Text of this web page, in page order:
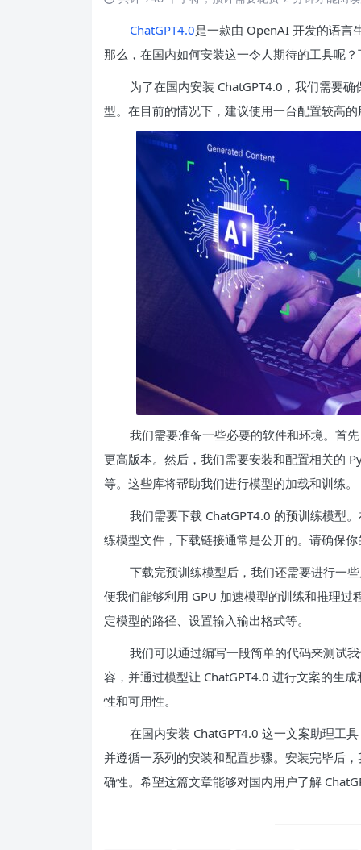
ChatGPT4.0是一款由 OpenAI 开发的语言
那么，在国内如何安装这一令人期待的工具呢
为了在国内安装 ChatGPT4.0，我们需要
型。在目前的情况下，建议使用一台配置较高
我们需要准备一些必要的软件和环境。首
更高版本。然后，我们需要安装和配置相关的
等。这些库将帮助我们进行模型的加载和训练。
我们需要下载 ChatGPT4.0 的预训练模型
练模型文件，下载链接通常是公开的。请确保
下载完预训练模型后，我们还需要进行一
便我们能够利用 GPU 加速模型的训练和推理
定模型的路径、设置输入输出格式等。
我们可以通过编写一段简单的代码来测试
容，并通过模型让 ChatGPT4.0 进行文案的生
性和可用性。
在国内安装 ChatGPT4.0 这一文案助理工
并遵循一系列的安装和配置步骤。安装完毕后
确性。希望这篇文章能够对国内用户了解